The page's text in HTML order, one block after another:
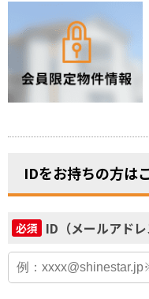
IDをお持ちの方は
必須 ID（メールアドレ